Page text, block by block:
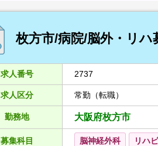
枚方市/病院/脳外・リハ
求人番号 2737
求人区分 常勤（転職）
勤務地 大阪府枚方市
募集科目 脳神経外科 リハ